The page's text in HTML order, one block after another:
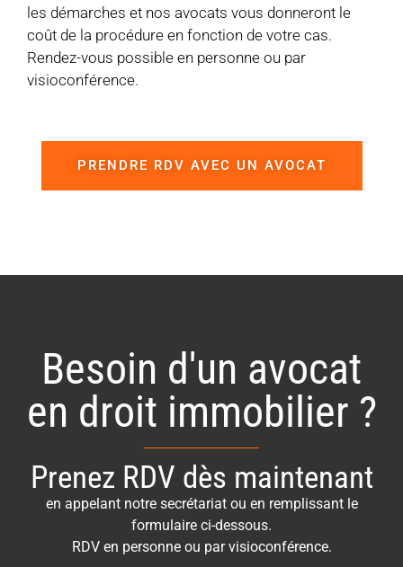
les démarches et nos avocats vous donneront le
coût de la procédure en fonction de votre cas.
Rendez-vous possible en personne ou par
visioconférence.
PRENDRE RDV AVEC UN AVOCAT
Besoin d'un avocat
en droit immobilier ?
Prenez RDV dès maintenant
en appelant notre secrétariat ou en remplissant le
formulaire ci-dessous.
RDV en personne ou par visioconférence.